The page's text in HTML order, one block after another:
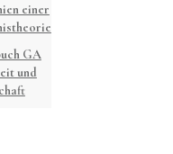
einer
GA
und